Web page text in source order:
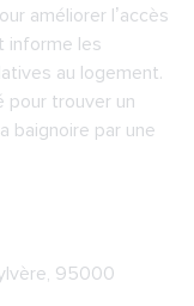
améliorer l’accès
informe les
au logement.
pour trouver un
baignoire par une
95000